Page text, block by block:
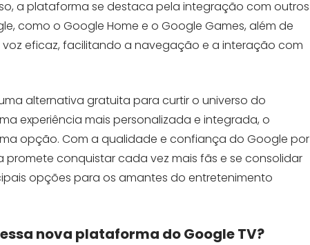
a plataforma se destaca pela integração com outros
como o Google Home e o Google Games, além de
eficaz, facilitando a navegação e a interação com
alternativa gratuita para curtir o universo do
experiência mais personalizada e integrada, o
opção. Com a qualidade e confiança do Google por
promete conquistar cada vez mais fãs e se consolidar
opções para os amantes do entretenimento
nova plataforma doGoogle TV?